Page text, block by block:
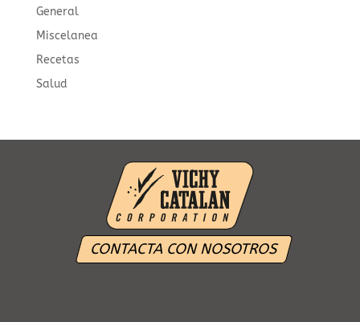
General
Miscelanea
Recetas
Salud
CONTACTA CON NOSOTROS